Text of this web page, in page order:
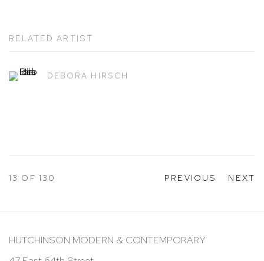
RELATED ARTIST
DEBORA HIRSCH
PREVIOUS NEXT
13 OF 130
HUTCHINSON MODERN & CONTEMPORARY